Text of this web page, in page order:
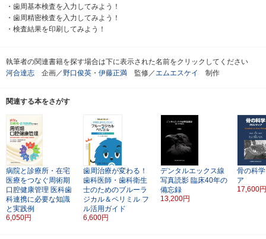
・歯周基本検査を入力してみよう！
・歯周精密検査を入力してみよう！
・検査結果を印刷してみよう！
執筆者の関連書籍を探す場合は下に表示された名前をクリックしてください
河合達志 企画／野口俊英 ・ 伊藤正満 監修／エムエスケイ 制作
関連する本をさがす
病院と診療所・在宅
医療をつなぐ周術期
口腔健康管理 医科歯
科連携に必要な知識
と実践例
6,050円
歯周治療が変わる！
歯科医師・歯科衛生
士のためのブルーラ
ジカル＆ペリミル フ
ル活用ガイド
6,600円
デンタルエックス線
写真読影 臨床40年の
備忘録
13,200円
骨の科学
ア
17,600